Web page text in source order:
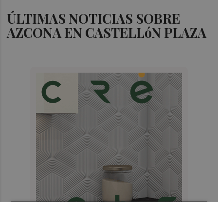
ÚLTIMAS NOTICIAS SOBRE
AZCONA EN CASTELLóN PLAZA